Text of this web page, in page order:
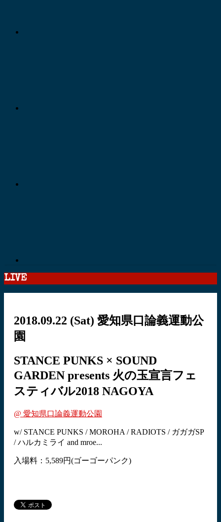
LIVE
2018.09.22 (Sat) 愛知県口論義運動公
園
STANCE PUNKS × SOUND
GARDEN presents 火の玉宣言フェ
スティバル2018 NAGOYA
@ 愛知県口論義運動公園
w/ STANCE PUNKS / MOROHA / RADIOTS / ガガガSP
/ ハルカミライ and mroe...
入場料：5,589円(ゴーゴーパンク)